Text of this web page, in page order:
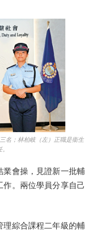
；林柏岐（左）正職是衞生
會操，見證新一批輔
。兩位學員分享自己
綜合課程二年級的輔